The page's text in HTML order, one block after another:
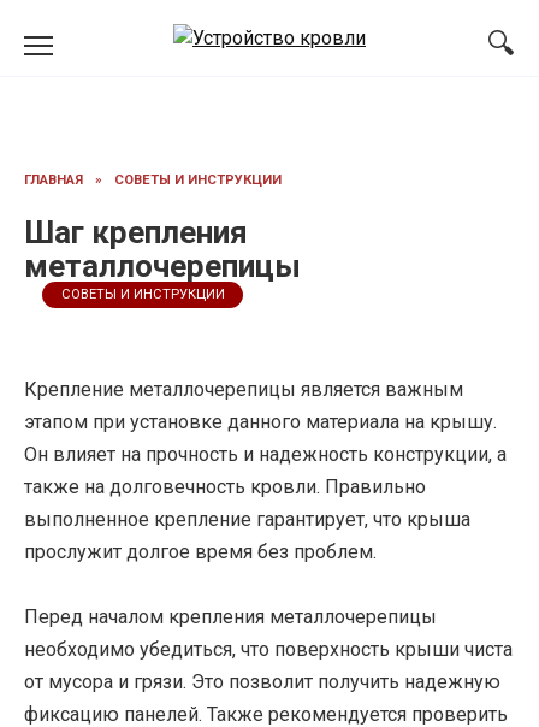
ГЛАВНАЯ » СОВЕТЫ И ИНСТРУКЦИИ
Шаг крепления
металлочерепицы
СОВЕТЫ И ИНСТРУКЦИИ
Крепление металлочерепицы является важным
этапом при установке данного материала на крышу.
Он влияет на прочность и надежность конструкции, а
также на долговечность кровли. Правильно
выполненное крепление гарантирует, что крыша
прослужит долгое время без проблем.
Перед началом крепления металлочерепицы
необходимо убедиться, что поверхность крыши чиста
от мусора и грязи. Это позволит получить надежную
фиксацию панелей. Также рекомендуется проверить